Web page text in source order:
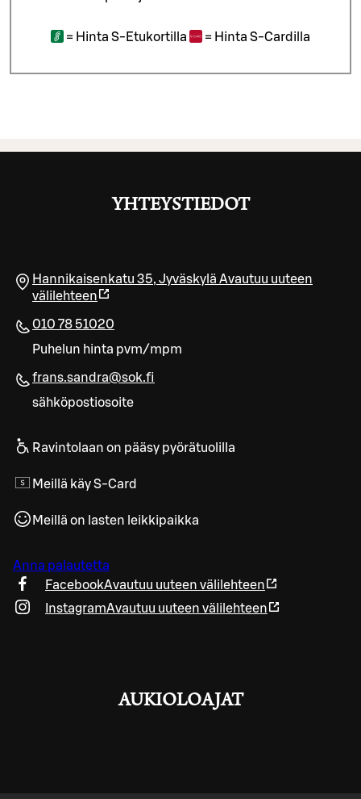
= Hinta S-Etukortilla = Hinta S-Cardilla
YHTEYSTIEDOT
Hannikaisenkatu 35, Jyväskylä Avautuu uuteen
välilehteen
010 78 51020
Puhelun hinta pvm/mpm
frans.sandra@sok.fi
sähköpostiosoite
Ravintolaan on pääsy pyörätuolilla
Meillä käy S-Card
Meillä on lasten leikkipaikka
Anna palautetta
FacebookAvautuu uuteen välilehteen
InstagramAvautuu uuteen välilehteen
AUKIOLOAJAT